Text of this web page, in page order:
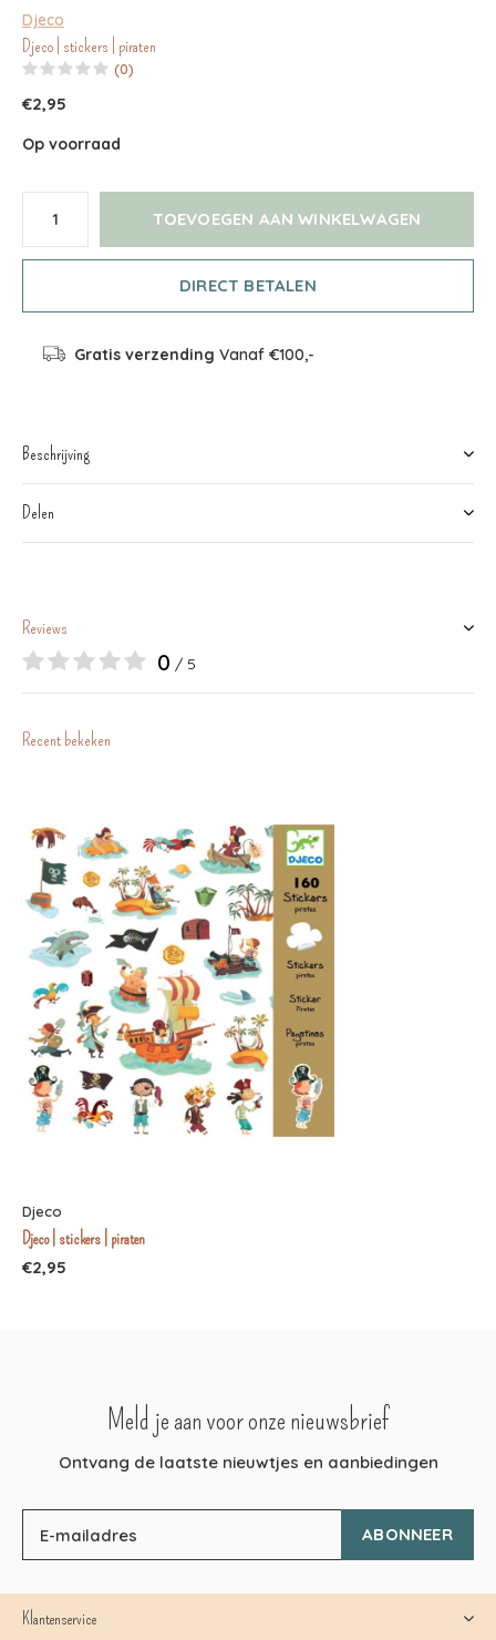
Djeco
Djeco | stickers | piraten
(0)
€2,95
Op voorraad
TOEVOEGEN AAN WINKELWAGEN
DIRECT BETALEN
Gratis verzending Vanaf €100,-
Beschrijving
Delen
Reviews
0 / 5
Recent bekeken
Djeco
Djeco | stickers | piraten
€2,95
Meld je aan voor onze nieuwsbrief
Ontvang de laatste nieuwtjes en aanbiedingen
ABONNEER
Klantenservice